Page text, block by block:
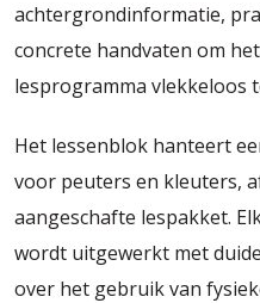
achtergrondinformatie,
concrete handvaten om
lesprogramma vlekkeloos
Het lessenblok hanteert
voor peuters en kleuters,
aangeschafte lespakket.
wordt uitgewerkt met
over het gebruik van